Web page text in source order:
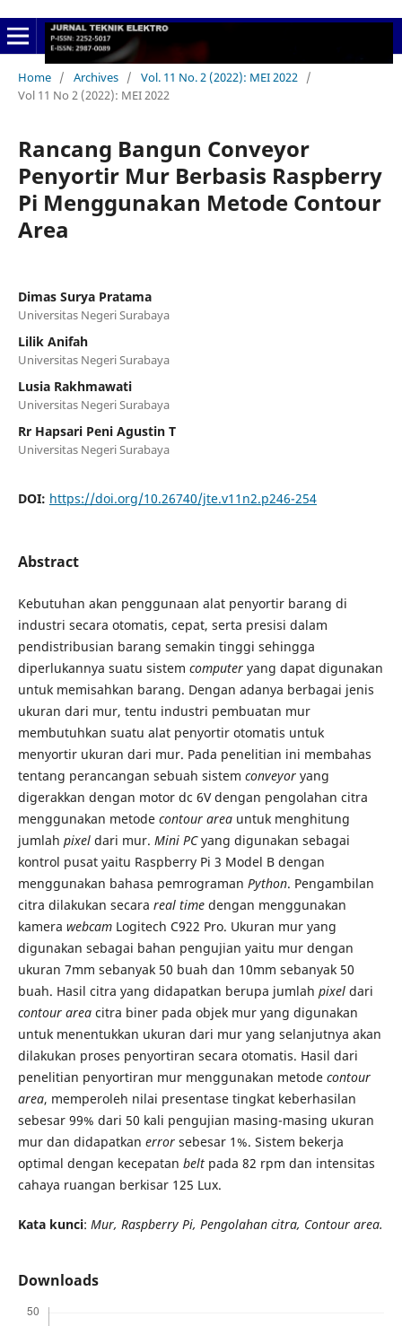
Home / Archives / Vol. 11 No. 2 (2022): MEI 2022 /
Vol 11 No 2 (2022): MEI 2022
Rancang Bangun Conveyor
Penyortir Mur Berbasis Raspberry
Pi Menggunakan Metode Contour
Area
Dimas Surya Pratama
Universitas Negeri Surabaya
Lilik Anifah
Universitas Negeri Surabaya
Lusia Rakhmawati
Universitas Negeri Surabaya
Rr Hapsari Peni Agustin T
Universitas Negeri Surabaya
DOI: https://doi.org/10.26740/jte.v11n2.p246-254
Abstract
Kebutuhan akan penggunaan alat penyortir barang di
industri secara otomatis, cepat, serta presisi dalam
pendistribusian barang semakin tinggi sehingga
diperlukannya suatu sistem computeryang dapat digunakan
untuk memisahkan barang. Dengan adanya berbagai jenis
ukuran dari mur, tentu industri pembuatan mur
membutuhkan suatu alat penyortir otomatis untuk
menyortir ukuran dari mur. Pada penelitian ini membahas
tentang perancangan sebuah sistem conveyor yang
digerakkan dengan motor dc 6V dengan pengolahan citra
menggunakan metode contour area untuk menghitung
jumlah pixel dari mur. Mini PCyang digunakan sebagai
kontrol pusat yaitu Raspberry Pi 3 Model B dengan
menggunakan bahasa pemrograman Python. Pengambilan
citra dilakukan secara real timedengan menggunakan
kamera webcam Logitech C922 Pro. Ukuran mur yang
digunakan sebagai bahan pengujian yaitu mur dengan
ukuran 7mm sebanyak 50 buah dan 10mm sebanyak 50
buah. Hasil citra yang didapatkan berupa jumlah pixeldari
contour area citra biner pada objek mur yang digunakan
untuk menentukkan ukuran dari mur yang selanjutnya akan
dilakukan proses penyortiran secara otomatis. Hasil dari
penelitian penyortiran mur menggunakan metode contour
area, memperoleh nilai presentase tingkat keberhasilan
sebesar 99% dari 50 kali pengujian masing-masing ukuran
mur dan didapatkan errorsebesar 1%. Sistem bekerja
optimal dengan kecepatan belt pada 82 rpm dan intensitas
cahaya ruangan berkisar 125 Lux.
Kata kunci: Mur, Raspberry Pi, Pengolahan citra, Contour area.
Downloads